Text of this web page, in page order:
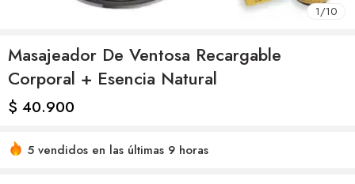
1/10
Masajeador De Ventosa Recargable
Corporal + Esencia Natural
$ 40.900
5 vendidos en las últimas 9 horas